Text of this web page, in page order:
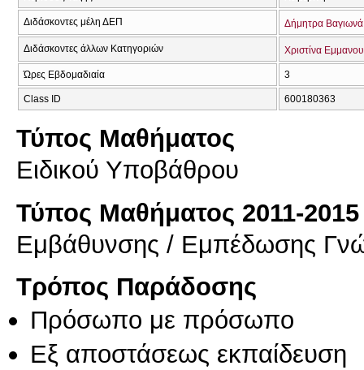
Διδάσκοντες μέλη ΔΕΠ Δήμητρα Βαγιωνά
Διδάσκοντες άλλων Κατηγοριών Χριστίνα
Ώρες Εβδομαδιαία 3
Class ID 600180363
Τύπος Μαθήματος
Ειδικού Υποβάθρου
Τύπος Μαθήματος 2011-2015
Εμβάθυνσης / Εμπέδωσης
Τρόπος Παράδοσης
Πρόσωπο με πρόσωπο
Eξ απoστάσεως εκπαίδευση